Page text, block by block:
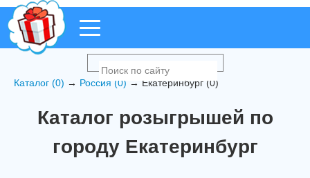
Каталог (0) → Россия (0) → Екатеринбург (0)
Каталог розыгрышей по
городу Екатеринбург